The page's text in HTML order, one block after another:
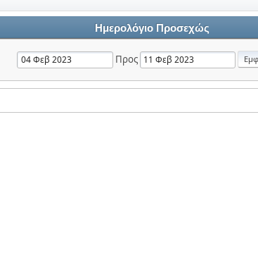
Ημερολόγιο Προσεχώς
Προς